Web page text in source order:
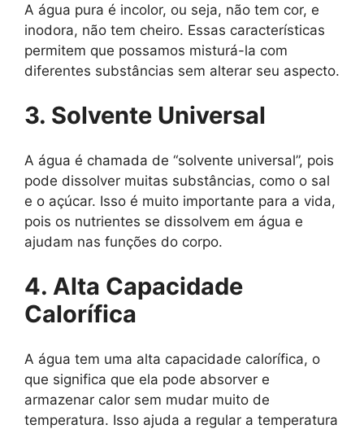
A água pura é incolor, ou seja, não tem cor, e
inodora, não tem cheiro. Essas características
permitem que possamos misturá-la com
diferentes substâncias sem alterar seu aspecto.
3. Solvente Universal
A água é chamada de “solvente universal”, pois
pode dissolver muitas substâncias, como o sal
e o açúcar. Isso é muito importante para a vida,
pois os nutrientes se dissolvem em água e
ajudam nas funções do corpo.
4. Alta Capacidade
Calorífica
A água tem uma alta capacidade calorífica, o
que significa que ela pode absorver e
armazenar calor sem mudar muito de
temperatura. Isso ajuda a regular a temperatura